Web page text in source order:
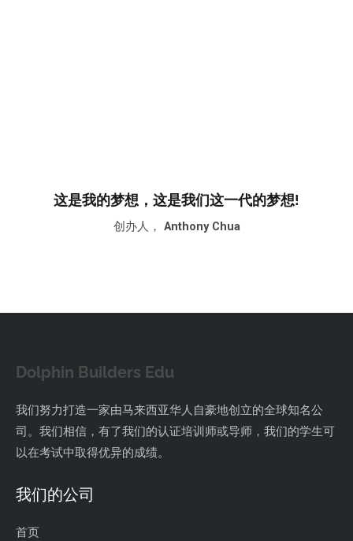
这是我的梦想，这是我们这一代的梦想!
创办人， Anthony Chua
Dolphin Builders Edu
我们努力打造一家由马来西亚华人自豪地创立的全球知名公
司。我们相信，有了我们的认证培训师或导师，我们的学生可
以在考试中取得优异的成绩。
我们的公司
首页